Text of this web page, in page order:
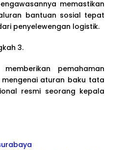
memastikan
bantuan sosial tepat
penyelewengan logistik.
3.
pemahaman
aturan baku tata
resmi seorang kepala